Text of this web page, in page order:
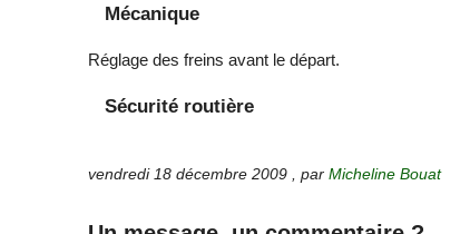
Mécanique
Réglage des freins avant le départ.
Sécurité routière
vendredi 18 décembre 2009 ,parMicheline Bouat